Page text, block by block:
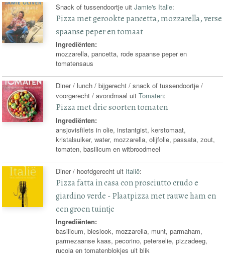
Snack of tussendoortje uitJamie's Italie:
Pizza met gerookte pancetta, mozzarella, verse
spaanse peper en tomaat
Ingrediënten:
mozzarella, pancetta, rode spaanse peper en
tomatensaus
Diner / lunch / bijgerecht / snack of tussendoortje /
voorgerecht / avondmaal uitTomaten:
Pizza met drie soorten tomaten
Ingrediënten:
ansjovisfilets in olie, instantgist, kerstomaat,
kristalsuiker, water, mozzarella, olijfolie, passata, zout,
tomaten, basilicum en witbroodmeel
Diner / hoofdgerecht uit Italië:
Pizza fatta in casa con prosciutto crudo e
giardino verde - Plaatpizza met rauwe ham en
een groen tuintje
Ingrediënten:
basilicum, bieslook, mozzarella, munt, parmaham,
parmezaanse kaas, pecorino, peterselie, pizzadeeg,
rucola en tomatenblokjes uit blik